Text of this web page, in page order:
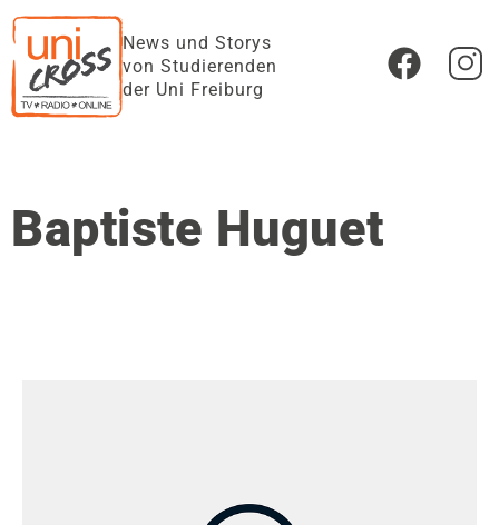
News und Storys
von Studierenden
der Uni Freiburg
Baptiste Huguet